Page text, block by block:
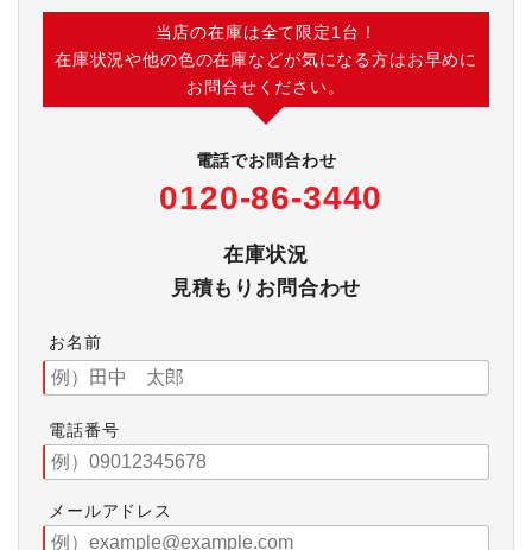
当店の在庫は全て限定1台！
在庫状況や他の色の在庫などが気になる方はお早めに
お問合せください。
電話でお問合わせ
0120-86-3440
在庫状況
見積もりお問合わせ
お名前
電話番号
メールアドレス